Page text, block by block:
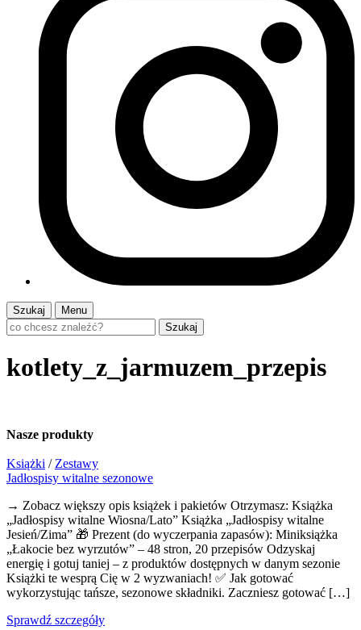
Szukaj
Menu
Szukaj
kotlety_z_jarmuzem_przepis
Nasze produkty
Książki / Zestawy
Jadłospisy witalne sezonowe
→ Zobacz większy opis książek i pakietów Otrzymasz: Książka
„Jadłospisy witalne Wiosna/Lato” Książka „Jadłospisy witalne
Jesień/Zima” 🎁 Prezent (do wyczerpania zapasów): Miniksiążka
„Łakocie bez wyrzutów” – 48 stron, 20 przepisów Odzyskaj
energię i gotuj taniej – z produktów dostępnych w danym sezonie
Książki te wesprą Cię w 2 wyzwaniach! ✅ Jak gotować
wykorzystując tańsze, sezonowe składniki. Zaczniesz gotować […]
Sprawdź szczegóły